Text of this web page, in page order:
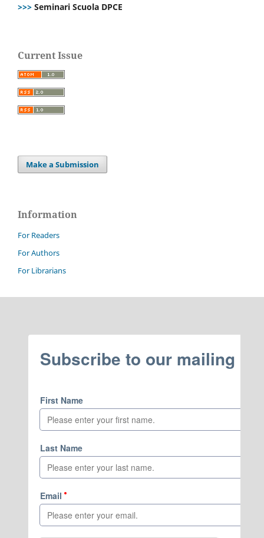
>>> Seminari Scuola DPCE
Current Issue
Make a Submission
Information
For Readers
For Authors
For Librarians